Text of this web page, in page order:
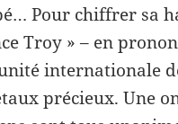
Pour chiffrer sa
Troy » – en
internationale
précieux. Une